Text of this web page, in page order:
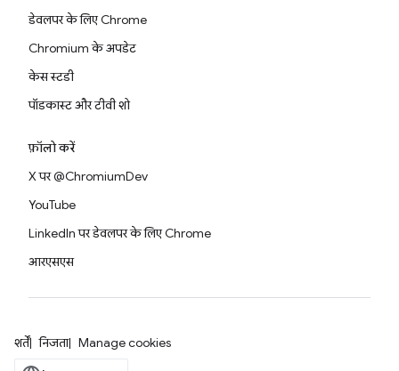
डेवलपर के लिए Chrome
Chromium के अपडेट
केस स्टडी
पॉडकास्ट और टीवी शो
फ़ॉलो करें
X पर @ChromiumDev
YouTube
LinkedIn पर डेवलपर के लिए Chrome
आरएसएस
शर्तें निजता Manage cookies